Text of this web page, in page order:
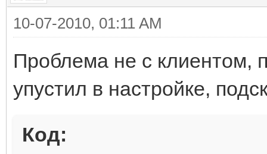
10-07-2010, 01:11 AM
Проблема не с клиентом,
упустил в настройке,
Код: